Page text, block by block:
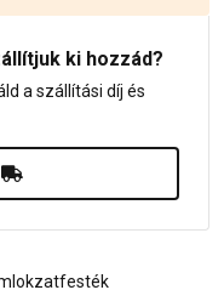
ki hozzád?
a szállítási díj és